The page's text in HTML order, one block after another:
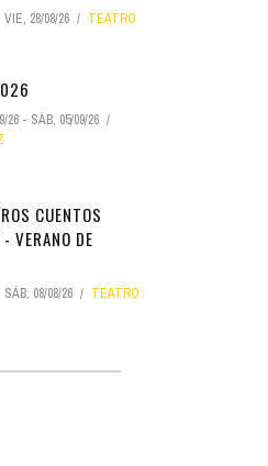
VIE, 28/08/26
TEATRO
26 - SÁB, 05/09/26
CUENTOS
VERANO DE
SÁB, 08/08/26
TEATRO